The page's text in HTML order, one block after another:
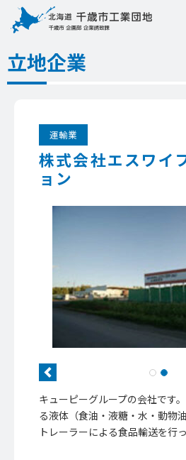
立地企業
運輸業
株式会社エスワイ
ョン
Previous
キューピーグループの会社です
る液体（食油・液糖・水・動物
トレーラーによる食品輸送を行っ